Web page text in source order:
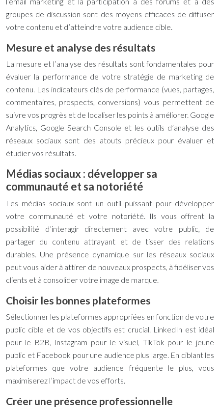
groupes de discussion sont des moyens efficaces de diffuser
votre contenu et d’atteindre votre audience cible.
Mesure et analyse des résultats
La mesure et l’analyse des résultats sont fondamentales pour
évaluer la performance de votre stratégie de marketing de
contenu. Les indicateurs clés de performance (vues, partages,
commentaires, prospects, conversions) vous permettent de
suivre vos progrès et de localiser les points à améliorer. Google
Analytics, Google Search Console et les outils d’analyse des
réseaux sociaux sont des atouts précieux pour évaluer et
étudier vos résultats.
Médias sociaux : développer sa
communauté et sa notoriété
Les médias sociaux sont un outil puissant pour développer
votre communauté et votre notoriété. Ils vous offrent la
possibilité d’interagir directement avec votre public, de
partager du contenu attrayant et de tisser des relations
durables. Une présence dynamique sur les réseaux sociaux
peut vous aider à attirer de nouveaux prospects, à fidéliser vos
clients et à consolider votre image de marque.
Choisir les bonnes plateformes
Sélectionner les plateformes appropriées en fonction de votre
public cible et de vos objectifs est crucial. LinkedIn est idéal
pour le B2B, Instagram pour le visuel, TikTok pour le jeune
public et Facebook pour une audience plus large. En ciblant les
plateformes que votre audience fréquente le plus, vous
maximiserez l’impact de vos efforts.
Créer une présence professionnelle